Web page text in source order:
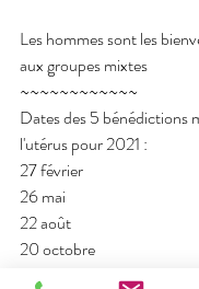
Les hommes sont les
aux groupes mixtes
~~~~~~~~~~~~
Dates des 5 bénédictions
l'utérus pour 2021 :
27 février
26 mai
22 août
20 octobre
19 décembre